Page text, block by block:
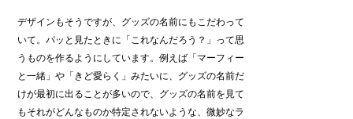
デザインもそうですが、グッズの名前にもこだわって
いて。パッと見たときに「これなんだろう？」って思
うものを作るようにしています。例えば「マーフィー
と一緒」や「きど愛らく」みたいに、グッズの名前だ
けが最初に出ることが多いので、グッズの名前を見て
もそれがどんなものか特定されないような、微妙なラ